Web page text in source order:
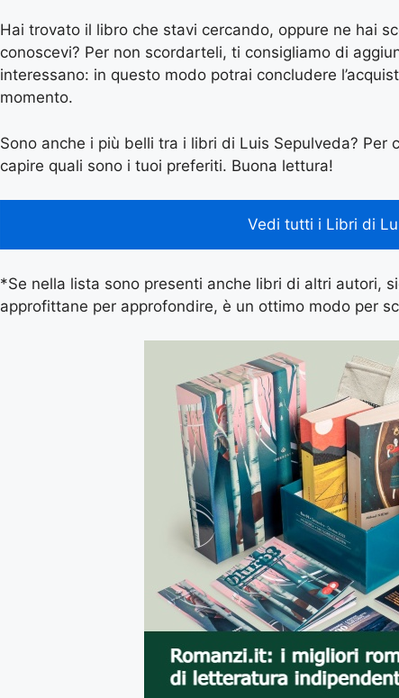
Hai trovato il libro che stavi cercando, oppure ne hai
conoscevi? Per non scordarteli, ti consigliamo di
interessano: in questo modo potrai concludere
momento.
Sono anche i più belli tra i libri di Luis Sepulveda? Per
capire quali sono i tuoi preferiti. Buona lettura!
Vedi tutti i Libri di
*Se nella lista sono presenti anche libri di altri autori,
approfittane per approfondire, è un ottimo modo per